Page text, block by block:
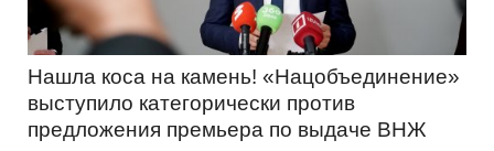
Нашла коса на камень! «Нацобъединение»
выступило категорически против
предложения премьера по выдаче ВНЖ